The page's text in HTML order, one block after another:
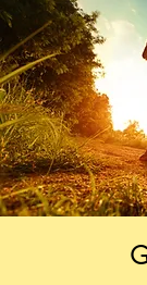
Vitamina A, D,
Ferro, Zinco,
Selenite,